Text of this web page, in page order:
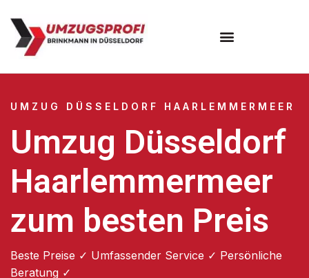
UMZUG DÜSSELDORF HAARLEMMERMEER
Umzug Düsseldorf
Haarlemmermeer
zum besten Preis
Beste Preise ✓ Umfassender Service ✓ Persönliche
Beratung ✓